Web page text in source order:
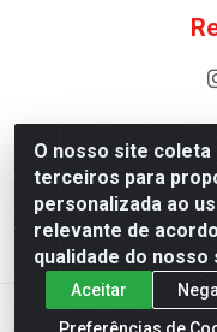
O nosso site
terceiros para
personalizada ao
relevante de
qualidade do nosso
Aceitar
Preferências de
Distribuidora de
km 87 -